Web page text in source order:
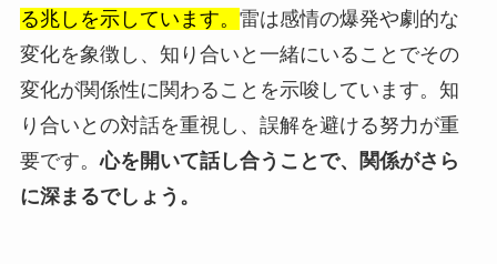
る兆しを示しています。 雷は感情の爆発や劇的な
変化を象徴し、知り合いと一緒にいることでその
変化が関係性に関わることを示唆しています。知
り合いとの対話を重視し、誤解を避ける努力が重
要です。心を開いて話し合うことで、関係がさら
に深まるでしょう。